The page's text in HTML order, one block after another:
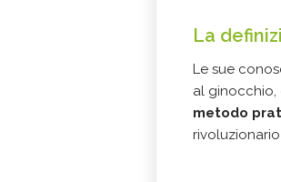
La
Le sue
al ginocchio,
metodo